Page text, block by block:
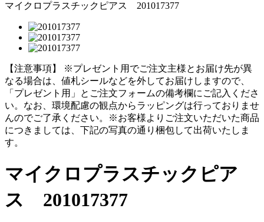
マイクロプラスチックピアス 201017377
【注意事項】
※プレゼント用でご注文主様とお届け先が異
なる場合は、値札シールなどを外してお届けしますので、
「プレゼント用」とご注文フォームの備考欄にご記入くださ
い。 なお、環境配慮の観点からラッピングは行っておりませ
んのでご了承ください。
※お客様よりご注文いただいた商品
につきましては、下記の写真の通り梱包して出荷いたしま
す。
マイクロプラスチックピア
ス 201017377